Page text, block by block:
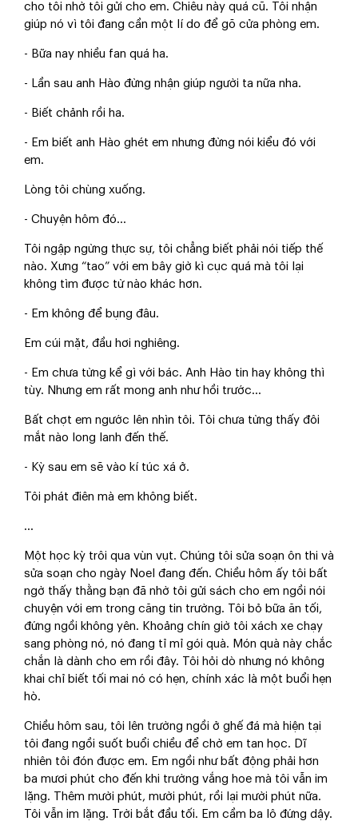
cho tôi nhờ tôi gửi cho em. Chiêu này quá cũ. Tôi nhận
giúp nó vì tôi đang cần một lí do để gõ cửa phòng em.
- Bữa nay nhiều fan quá ha.
- Lần sau anh Hào đừng nhận giúp người ta nữa nha.
- Biết chảnh rồi ha.
- Em biết anh Hào ghét em nhưng đừng nói kiểu đó với
em.
Lòng tôi chùng xuống.
- Chuyện hôm đó...
Tôi ngập ngừng thực sự, tôi chẳng biết phải nói tiếp thế
nào. Xưng “tao” với em bây giờ kì cục quá mà tôi lại
không tìm được từ nào khác hơn.
- Em không để bụng đâu.
Em cúi mặt, đầu hơi nghiêng.
- Em chưa từng kể gì với bác. Anh Hào tin hay không thì
tùy. Nhưng em rất mong anh như hồi trước...
Bất chợt em ngước lên nhìn tôi. Tôi chưa từng thấy đôi
mắt nào long lanh đến thế.
- Kỳ sau em sẽ vào kí túc xá ở.
Tôi phát điên mà em không biết.
...
Một học kỳ trôi qua vùn vụt. Chúng tôi sửa soạn ôn thi và
sửa soạn cho ngày Noel đang đến. Chiều hôm ấy tôi bất
ngờ thấy thằng bạn đã nhờ tôi gửi sách cho em ngồi nói
chuyện với em trong căng tin trường. Tôi bỏ bữa ăn tối,
đứng ngồi không yên. Khoảng chín giờ tôi xách xe chạy
sang phòng nó, nó đang tỉ mỉ gói quà. Món quà này chắc
chắn là dành cho em rồi đây. Tôi hỏi dò nhưng nó không
khai chỉ biết tối mai nó có hẹn, chính xác là một buổi hẹn
hò.
Chiều hôm sau, tôi lên trường ngồi ở ghế đá mà hiện tại
tôi đang ngồi suốt buổi chiều để chờ em tan học. Dĩ
nhiên tôi đón được em. Em ngồi như bất động phải hơn
ba mươi phút cho đến khi trường vắng hoe mà tôi vẫn im
lặng. Thêm mười phút, mười phút, rồi lại mười phút nữa.
Tôi vẫn im lặng. Trời bắt đầu tối. Em cầm ba lô đứng dậy.